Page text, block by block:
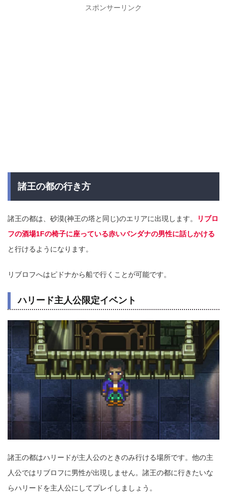
スポンサーリンク
諸王の都の行き方
諸王の都は、砂漠(神王の塔と同じ)のエリアに出現します。
リブロ
フの酒場1Fの椅子に座っている赤いバンダナの男性に話しかける
と行けるようになります。
リブロフへはピドナから船で行くことが可能です。
ハリード主人公限定イベント
諸王の都はハリードが主人公のときのみ行ける場所です。他の主
人公ではリブロフに男性が出現しません。諸王の都に行きたいな
らハリードを主人公にしてプレイしましょう。